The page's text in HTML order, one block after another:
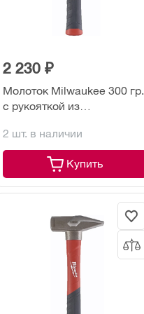
2 230 ₽
Молоток Milwaukee 300 гр.
с рукояткой из
2 шт. в наличии
Купить